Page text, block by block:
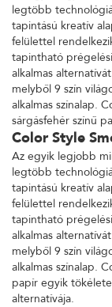
legtöbb
tapintású kreatív
felülettel
tapintható
alkalmas
melyből 9 szín
alkalmas színalap.
sárgásfehér színű
Color Style
Az egyik legjobb
legtöbb
tapintású kreatív
felülettel
tapintható
alkalmas
melyből 9 szín
alkalmas színalap.
papír egyik
alternatívája.